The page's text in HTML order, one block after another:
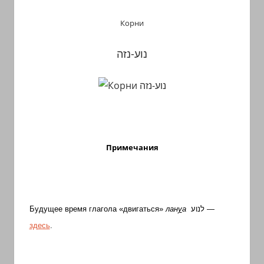
Корни
נוע-נזה
Примечания
Будущее время глагола «двигаться»лануа לנוע
—
здесь.